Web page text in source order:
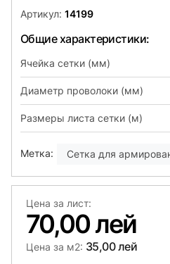
Артикул: 14199
Общие характеристики:
Ячейка сетки (мм)
Диаметр проволоки (мм)
Размеры листа сетки (м)
Метка: Сетка для
Цена за лист:
70,00 лей
Цена за м2: 35,00 лей